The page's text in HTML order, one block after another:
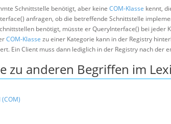
Schnittstelle benötigt, aber keine COM-Klasse kennt,
anfragen, ob die betreffende Schnittstelle
benötigt, müsste er QueryInterface() bei jeder
COM-Klasse zu einer Kategorie kann in der Registry
Ein Client muss dann lediglich in der Registry nach der
zu anderen Begriffen im